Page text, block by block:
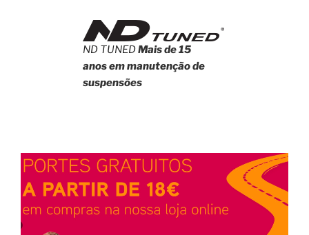
ND TUNEDMais de 15
anos em manutenção de
suspensões